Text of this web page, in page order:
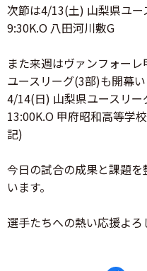
次節は4/13(土) 山梨県ユ
9:30K.O 八田河川敷G
また来週はヴァンフォー
ユースリーグ(3部)も開幕い
4/14(日) 山梨県ユースリ
13:00K.O 甲府昭和高等学
記)
今日の試合の成果と課題
います。
選手たちへの熱い応援よろ